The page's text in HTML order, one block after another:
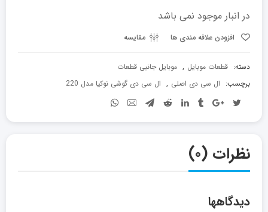
در انبار موجود نمی باشد
افزودن علاقه مندی ها مقایسه
دسته: قطعات موبایل , موبایل جانبی قطعات
برچسب: ال سی دی اصلی , ال سی دی گوشی نوکیا مدل 220
نظرات (۰)
دیدگاهها